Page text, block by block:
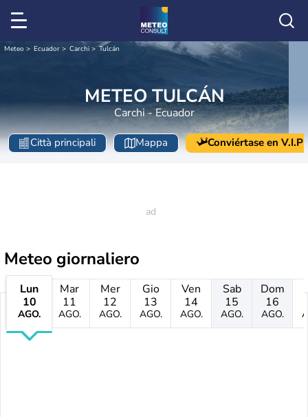
Meteo Ecuador Carchi Tulcán
METEO TULCÁN
Carchi - Ecuador
Città principali Mappa Conviértase en V.I.P
Meteo giornaliero
Lun
10
AGO.
Mar
11
AGO.
Mer
12
AGO.
Gio
13
AGO.
Ven
14
AGO.
Sab
15
AGO.
Dom
16
AGO.